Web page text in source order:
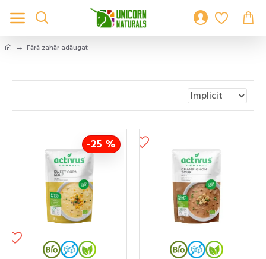
Fără zahăr adăugat
-25 %